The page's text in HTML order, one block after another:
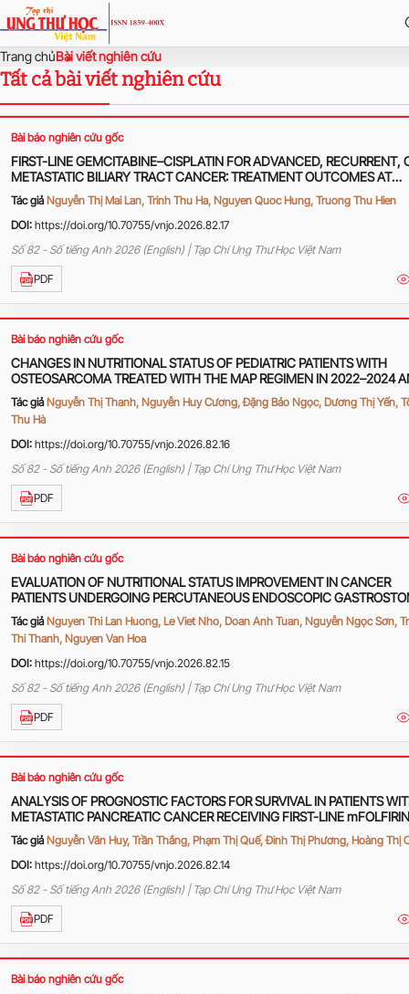
Trang chủBài viết nghiên cứu
Tất cả bài viết nghiên cứu
Bài báo nghiên cứu gốc
FIRST-LINE GEMCITABINE–CISPLATIN FOR ADVANCED, RECURRENT,
METASTATIC BILIARY TRACT CANCER: TREATMENT OUTCOMES AT
HANOI ONCOLOGY HOSPITAL
Tác giả Nguyễn Thị Mai Lan, Trinh Thu Ha, Nguyen Quoc Hung, Truong Thu Hien
DOI: https://doi.org/10.70755/vnjo.2026.82.17
Số 82 - Số tiếng Anh 2026 (English) | Tạp Chí Ung Thư Học Việt Nam
PDF
Bài báo nghiên cứu gốc
CHANGES IN NUTRITIONAL STATUS OF PEDIATRIC PATIENTS WITH
OSTEOSARCOMA TREATED WITH THE MAP REGIMEN IN 2022–2024
ASSOCIATED FACTORS
Tác giả Nguyễn Thị Thanh, Nguyễn Huy Cương, Đặng Bảo Ngọc, Dương Thị Yến,
Thu Hà
DOI: https://doi.org/10.70755/vnjo.2026.82.16
Số 82 - Số tiếng Anh 2026 (English) | Tạp Chí Ung Thư Học Việt Nam
PDF
Bài báo nghiên cứu gốc
EVALUATION OF NUTRITIONAL STATUS IMPROVEMENT IN CANCER
PATIENTS UNDERGOING PERCUTANEOUS ENDOSCOPIC
(PEG)
Tác giả Nguyen Thi Lan Huong, Le Viet Nho, Doan Anh Tuan, Nguyễn Ngọc Sơn,
Thi Thanh, Nguyen Van Hoa
DOI: https://doi.org/10.70755/vnjo.2026.82.15
Số 82 - Số tiếng Anh 2026 (English) | Tạp Chí Ung Thư Học Việt Nam
PDF
Bài báo nghiên cứu gốc
ANALYSIS OF PROGNOSTIC FACTORS FOR SURVIVAL IN PATIENTS
METASTATIC PANCREATIC CANCER RECEIVING FIRST-LINE
AT K HOSPITAL
Tác giả Nguyễn Văn Huy, Trần Thắng, Phạm Thị Quế, Đinh Thị Phương, Hoàng Thị
DOI: https://doi.org/10.70755/vnjo.2026.82.14
Số 82 - Số tiếng Anh 2026 (English) | Tạp Chí Ung Thư Học Việt Nam
PDF
Bài báo nghiên cứu gốc